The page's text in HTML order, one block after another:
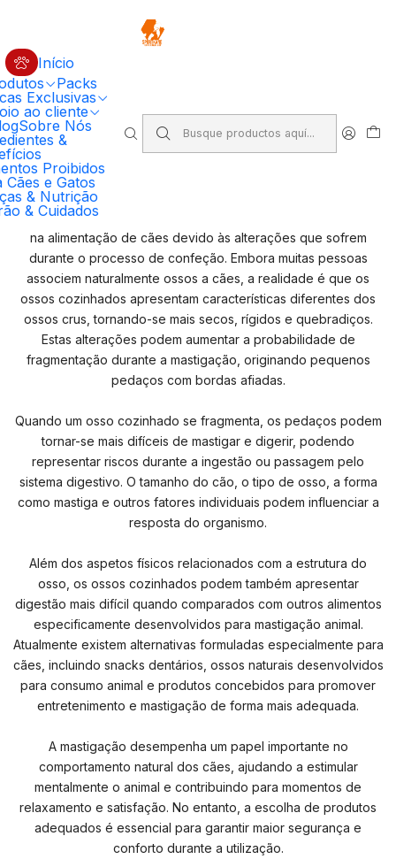
Início
Packs
Exclusivas
ao cliente
Sobre Nós
&
Proibidos
Cães e Gatos
& Nutrição
& Cuidados
🔥 5% DESCONTO EM COMPRAS SUPERIORES A 100€ EM RAÇÃO
PRIMORDIAL PARA CÃOCódigo: PRIMORDIAL5
Compre Agora
Inicio
Ossos cozinhados – Porque devem ser evitados
Ossos cozinhados – Porque
devem ser evitados
Os ossos cozinhados são alimentos que devem ser evitados
na alimentação de cães devido às alterações que sofrem
durante o processo de confeção. Embora muitas pessoas
associem naturalmente ossos a cães, a realidade é que os
ossos cozinhados apresentam características diferentes dos
ossos crus, tornando-se mais secos, rígidos e quebradiços.
Estas alterações podem aumentar a probabilidade de
fragmentação durante a mastigação, originando pequenos
pedaços com bordas afiadas.
Quando um osso cozinhado se fragmenta, os pedaços podem
tornar-se mais difíceis de mastigar e digerir, podendo
representar riscos durante a ingestão ou passagem pelo
sistema digestivo. O tamanho do cão, o tipo de osso, a forma
como mastiga e outros fatores individuais podem influenciar a
resposta do organismo.
Além dos aspetos físicos relacionados com a estrutura do
osso, os ossos cozinhados podem também apresentar
digestão mais difícil quando comparados com outros alimentos
especificamente desenvolvidos para mastigação animal.
Atualmente existem alternativas formuladas especialmente para
cães, incluindo snacks dentários, ossos naturais desenvolvidos
para consumo animal e produtos concebidos para promover
entretenimento e mastigação de forma mais adequada.
A mastigação desempenha um papel importante no
comportamento natural dos cães, ajudando a estimular
mentalmente o animal e contribuindo para momentos de
relaxamento e satisfação. No entanto, a escolha de produtos
adequados é essencial para garantir maior segurança e
conforto durante a utilização.